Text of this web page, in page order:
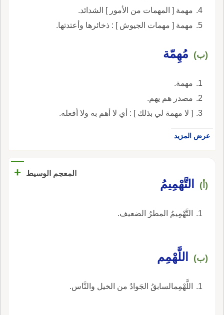
مهمة [ المهمات من الأمور ] الشدائد.
مهمة [ مهمات الجيوش ] : ذخائرها وأعتدتها.
(ب) مُهِمّة
مهمة.
مصدر هم يهم.
[ لا مهمة لي بذلك ] : أي لا أهم به ولا أفعله.
عرض المزيد
المعجم الوسيط +
(أ) التَّهْمِيمُ
التَّهْمِيمُ المطرُ الضعيف.
(ب) اللَّهْمِم
اللَّهْمِمالسابقُ الجَوادُ من الخيل والنَّاس.